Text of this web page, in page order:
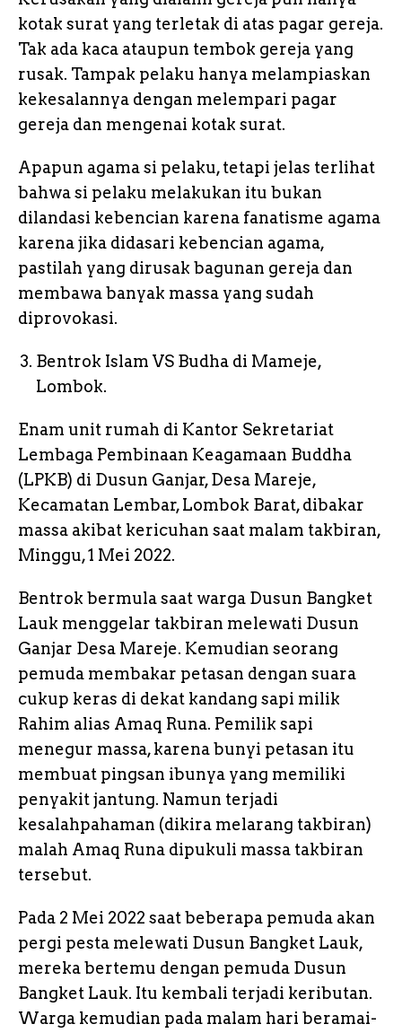
kotak surat yang terletak di atas pagar gereja.
Tak ada kaca ataupun tembok gereja yang
rusak. Tampak pelaku hanya melampiaskan
kekesalannya dengan melempari pagar
gereja dan mengenai kotak surat.
Apapun agama si pelaku, tetapi jelas terlihat
bahwa si pelaku melakukan itu bukan
dilandasi kebencian karena fanatisme agama
karena jika didasari kebencian agama,
pastilah yang dirusak bagunan gereja dan
membawa banyak massa yang sudah
diprovokasi.
Bentrok Islam VS Budha di Mameje,
Lombok.
Enam unit rumah di Kantor Sekretariat
Lembaga Pembinaan Keagamaan Buddha
(LPKB) di Dusun Ganjar, Desa Mareje,
Kecamatan Lembar, Lombok Barat, dibakar
massa akibat kericuhan saat malam takbiran,
Minggu, 1 Mei 2022.
Bentrok bermula saat warga Dusun Bangket
Lauk menggelar takbiran melewati Dusun
Ganjar Desa Mareje. Kemudian seorang
pemuda membakar petasan dengan suara
cukup keras di dekat kandang sapi milik
Rahim alias Amaq Runa. Pemilik sapi
menegur massa, karena bunyi petasan itu
membuat pingsan ibunya yang memiliki
penyakit jantung. Namun terjadi
kesalahpahaman (dikira melarang takbiran)
malah Amaq Runa dipukuli massa takbiran
tersebut.
Pada 2 Mei 2022 saat beberapa pemuda akan
pergi pesta melewati Dusun Bangket Lauk,
mereka bertemu dengan pemuda Dusun
Bangket Lauk. Itu kembali terjadi keributan.
Warga kemudian pada malam hari beramai-